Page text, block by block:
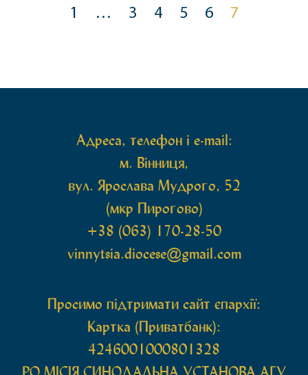
1 … 3 4 5 6 7
Адреса, телефон і e-mail:
м. Вінниця,
вул. Ярослава Мудрого, 52
(мкр Пирогово)
+38 (063) 170-28-50
vinnytsia.diocese@gmail.com
Просимо підтримати сайт єпархії:
Картка (Приватбанк):
4246001000801328